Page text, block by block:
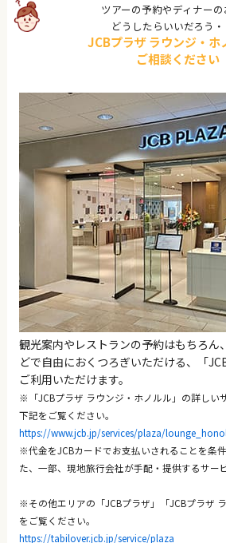
ツアーの予約やディナー
どうしたらいいだろう・
JCBプラザ ラウンジ・ホ
ご相談ください
観光案内やレストランの予約はもちろん
どで自由におくつろぎいただける、「
ご利用いただけます。
※「JCBプラザ ラウンジ・ホノルル」の詳しい
下記をご覧ください。
https://www.jcb.jp/services/plaza/
※代金をJCBカードでお支払いされることを条
た、一部、現地旅行会社が手配・提供するサー
※その他エリアの「JCBプラザ」「JCBプラザ
をご覧ください。
https://tabilover.jcb.jp/service/plaza